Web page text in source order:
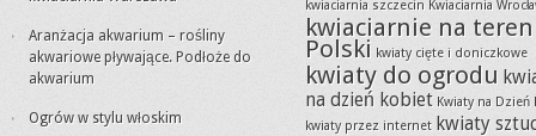
Aranżacja akwarium – rośliny
akwariowe pływające. Podłoże do
akwarium
Ogrów w stylu włoskim
kwiaciarnia szczecin Kwiaciarnia
kwiaciarnie na
Polski kwiaty cięte i doniczkowe
kwiaty do ogrodu
na dzień kobiet Kwiaty na Dzień
kwiaty przez internet kwiaty